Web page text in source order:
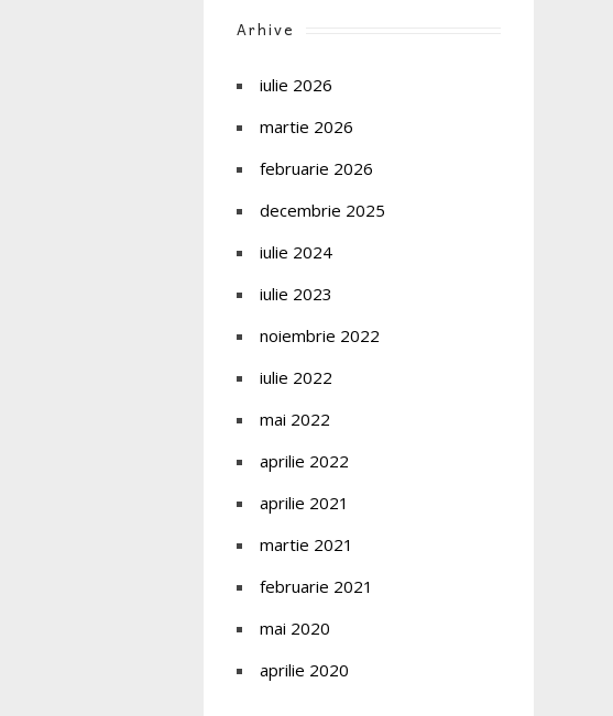
Arhive
iulie 2026
martie 2026
februarie 2026
decembrie 2025
iulie 2024
iulie 2023
noiembrie 2022
iulie 2022
mai 2022
aprilie 2022
aprilie 2021
martie 2021
februarie 2021
mai 2020
aprilie 2020